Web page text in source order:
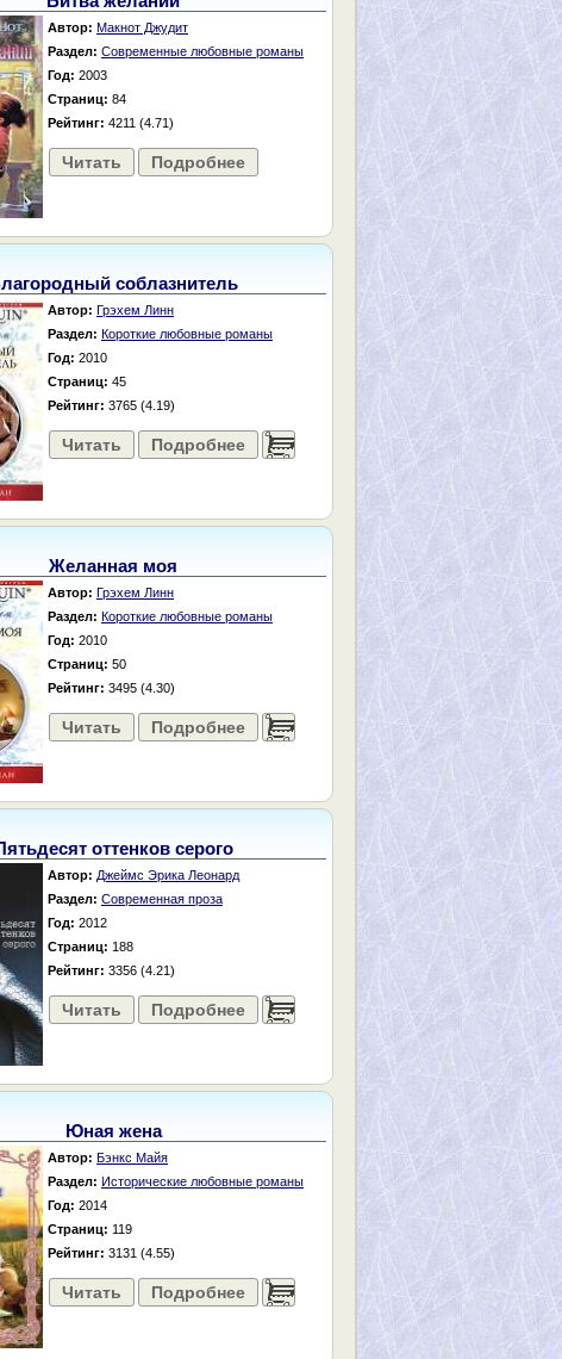
Автор: Макнот Джудит
Раздел: Современные любовные романы
Год: 2003
Страниц: 84
Рейтинг: 4211 (4.71)
Читать Подробнее
соблазнитель
Автор: Грэхем Линн
Раздел: Короткие любовные романы
Год: 2010
Страниц: 45
Рейтинг: 3765 (4.19)
Читать Подробнее ......
Желанная моя
Автор: Грэхем Линн
Раздел: Короткие любовные романы
Год: 2010
Страниц: 50
Рейтинг: 3495 (4.30)
Читать Подробнее ......
оттенков серого
Автор: Джеймс Эрика Леонард
Раздел: Современная проза
Год: 2012
Страниц: 188
Рейтинг: 3356 (4.21)
Читать Подробнее ......
Юная жена
Автор: Бэнкс Майя
Раздел: Исторические любовные романы
Год: 2014
Страниц: 119
Рейтинг: 3131 (4.55)
Читать Подробнее ......